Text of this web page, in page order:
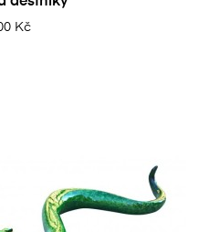
Kč